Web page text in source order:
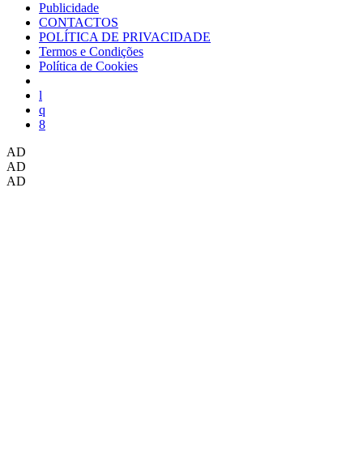
Publicidade
CONTACTOS
POLÍTICA DE PRIVACIDADE
Termos e Condições
Política de Cookies
AD
AD
AD